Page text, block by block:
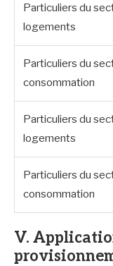
Particuliers du
logements
Particuliers du
consommation
Particuliers du
logements
Particuliers du
consommation
V.